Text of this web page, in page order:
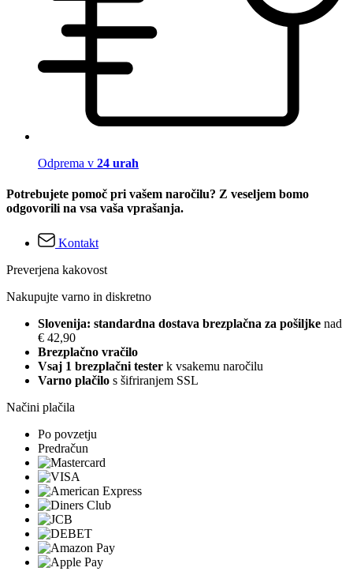
Odprema v 24 urah
Potrebujete pomoč pri vašem naročilu? Z veseljem bomo
odgovorili na vsa vaša vprašanja.
Kontakt
Preverjena kakovost
Nakupujte varno in diskretno
Slovenija: standardna dostava brezplačna za pošiljke nad
€ 42,90
Brezplačno vračilo
Vsaj 1 brezplačni tester k vsakemu naročilu
Varno plačilo s šifriranjem SSL
Načini plačila
Po povzetju
Predračun